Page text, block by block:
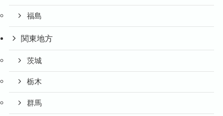
福島
関東地方
茨城
栃木
群馬